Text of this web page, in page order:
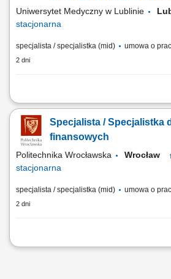
Uniwersytet Medyczny w Lublinie
stacjonarna
specjalista / specjalistka (mid) umowa o
2 dni
Zakres obowiązków: Monitorowanie
dofinansowań unijnych, rządowych i
przygotowywanie dokumentacji aplikacyjnej
konkursowymi; Współpraca ze środowiskiem
instytucjami krajowymi i zagranicznymi;...
Specjalista / Specjalistka
finansowych
Politechnika Wrocławska Wrocław
stacjonarna
specjalista / specjalistka (mid) umowa o
2 dni
Opis stanowiska: Osoba zatrudniona na ww.